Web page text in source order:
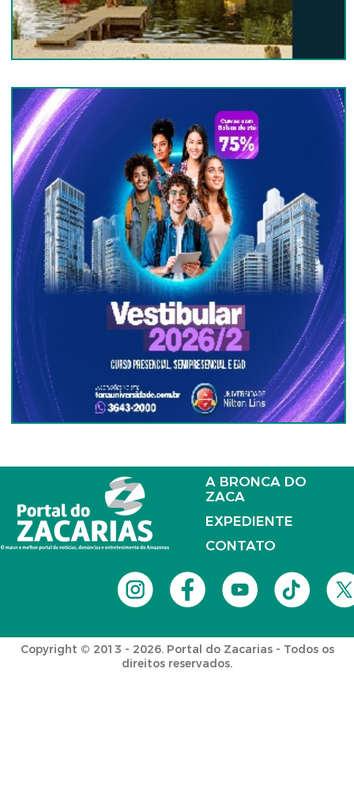
A BRONCA DO
ZACA
EXPEDIENTE
CONTATO
Copyright © 2013 - 2026. Portal do Zacarias - Todos os
direitos reservados.